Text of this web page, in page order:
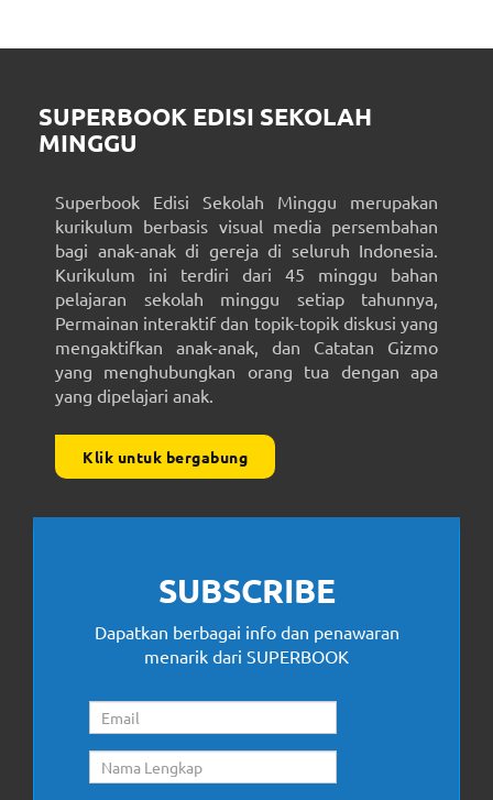
SUPERBOOK EDISI SEKOLAH
MINGGU
Superbook Edisi Sekolah Minggu merupakan
kurikulum berbasis visual media persembahan
bagi anak-anak di gereja di seluruh Indonesia.
Kurikulum ini terdiri dari 45 minggu bahan
pelajaran sekolah minggu setiap tahunnya,
Permainan interaktif dan topik-topik diskusi yang
mengaktifkan anak-anak, dan Catatan Gizmo
yang menghubungkan orang tua dengan apa
yang dipelajari anak.
Klik untuk bergabung
SUBSCRIBE
Dapatkan berbagai info dan penawaran
menarik dari SUPERBOOK